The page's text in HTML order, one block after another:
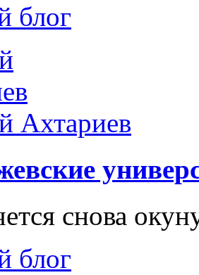
блог
Ахтариев
снова
блог